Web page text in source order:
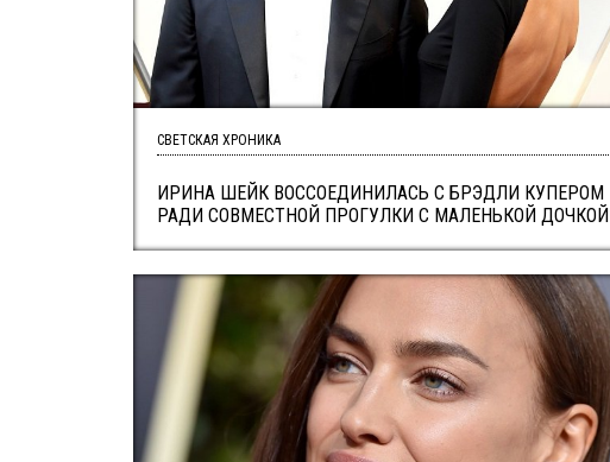
ИРИНА ШЕЙК ВОССОЕДИНИЛАСЬ С БРЭДЛИ КУПЕРОМ
РАДИ СОВМЕСТНОЙ ПРОГУЛКИ С МАЛЕНЬКОЙ ДОЧКОЙ
СВЕТСКАЯ ХРОНИКА